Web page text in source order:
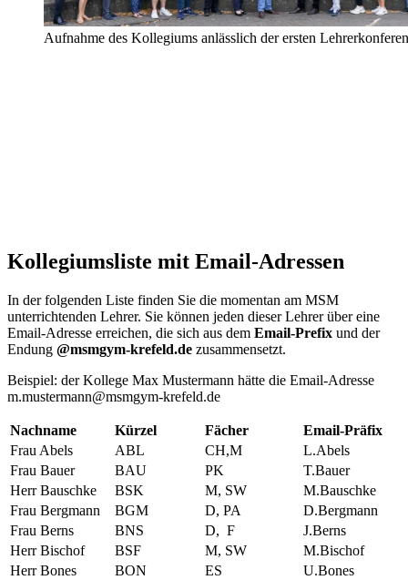
Aufnahme des Kollegiums anlässlich der ersten
Kollegiumsliste mit Email-Adressen
In der folgenden Liste finden Sie die momentan am MSM
unterrichtenden Lehrer. Sie können jeden dieser Lehrer über eine
Email-Adresse erreichen, die sich aus dem Email-Prefix und der
Endung @msmgym-krefeld.de zusammensetzt.
Beispiel: der Kollege Max Mustermann hätte die Email-Adresse
m.mustermann@msmgym-krefeld.de
Nachname Kürzel Fächer
Email-Präfix
Frau Abels
ABL CH,M
L.Abels
Frau Bauer
BAU PK
T.Bauer
Herr Bauschke
BSK M, SW
M.Bauschke
Frau Bergmann
BGM D, PA
D.Bergmann
Frau Berns
BNS D, F
J.Berns
Herr Bischof
BSF M, SW
M.Bischof
Herr Bones
BON ES
U.Bones